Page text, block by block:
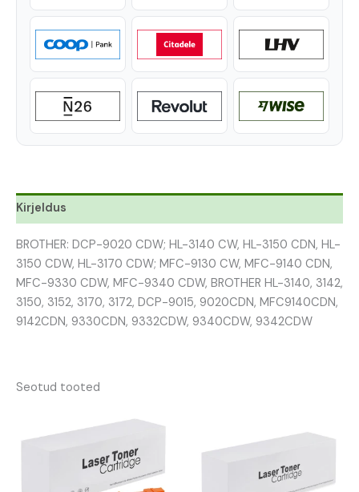
Kirjeldus
BROTHER: DCP-9020 CDW; HL-3140 CW, HL-3150 CDN, HL-
3150 CDW, HL-3170 CDW; MFC-9130 CW, MFC-9140 CDN,
MFC-9330 CDW, MFC-9340 CDW, BROTHER HL-3140, 3142,
3150, 3152, 3170, 3172, DCP-9015, 9020CDN, MFC9140CDN,
9142CDN, 9330CDN, 9332CDW, 9340CDW, 9342CDW
Seotud tooted